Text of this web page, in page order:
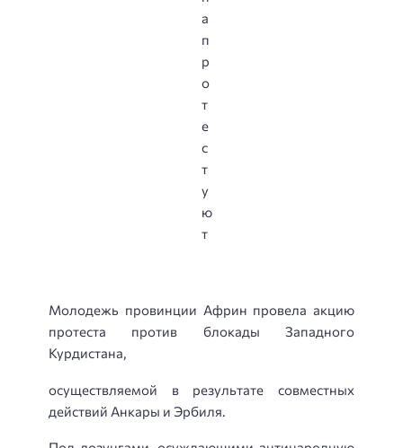
Молодежь провинции Африн провела акцию
протеста против блокады Западного
Курдистана,
осуществляемой в результате совместных
действий Анкары и Эрбиля.